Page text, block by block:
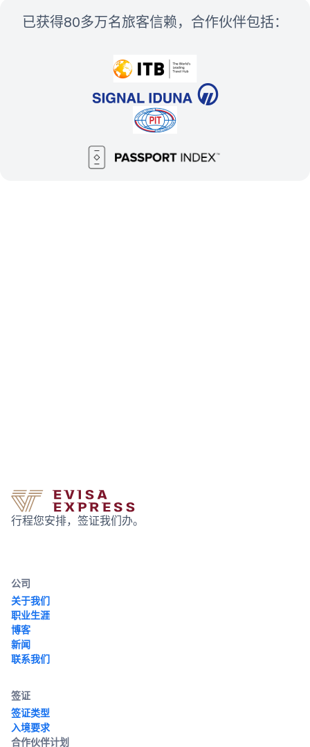
已获得80多万名旅客信赖，合作伙伴包括：
行程您安排，签证我们办。
公司
关于我们
职业生涯
博客
新闻
联系我们
签证
签证类型
入境要求
合作伙伴计划